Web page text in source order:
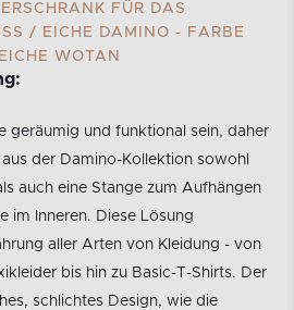
FÜR DAS
/ EICHE DAMINO - FARBE W
WOTAN
geräumig und funktional sein, daher
der Damino-Kollektion sowohl
auch eine Stange zum Aufhängen
im Inneren. Diese Lösung
aller Arten von Kleidung - von
bis hin zu Basic-T-Shirts. Der
schlichtes Design, wie die